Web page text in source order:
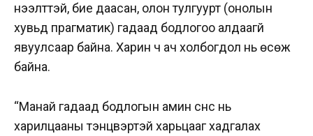
нээлттэй, бие даасан, олон тулгуурт (онолын
хувьд прагматик) гадаад бодлогоо алдаагүй
явуулсаар байна. Харин ч ач холбогдол нь өсөж
байна.
“Манай гадаад бодлогын амин сүнс нь
харилцааны тэнцвэртэй харьцааг хадгалах